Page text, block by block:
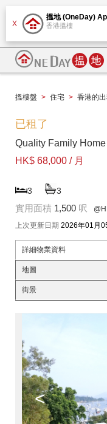
X
搵地 (OneDay)
香港搵樓
搵樓盤 > 住宅 > 香港的
已租了
Quality Family
HK$ 68,000 / 月
3 3
實用面積 1,500 呎
上次更新日期 2026年01月
詳細物業資料
地圖
街景
<